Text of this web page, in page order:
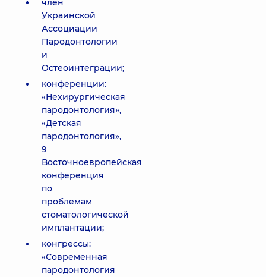
член
Украинской
Ассоциации
Пародонтологии
и
Остеоинтеграции;
конференции:
«Нехирургическая
пародонтология»,
«Детская
пародонтология»,
9
Восточноевропейская
конференция
по
проблемам
стоматологической
имплантации;
конгрессы:
«Современная
пародонтология